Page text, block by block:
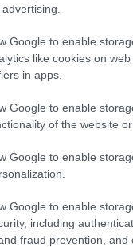
Google to enable
like cookies on
in apps.
Google to enable
of the website or
Google to enable
Google to enable
including
fraud prevention, and
ÁRNYALATA ÉS
de lesz